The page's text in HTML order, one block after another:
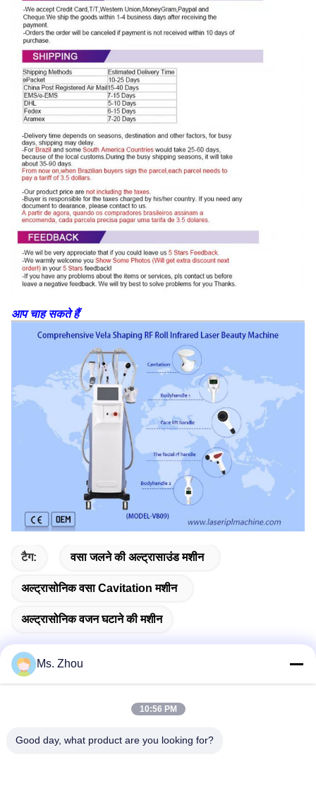
आप चाह सकते हैं
टैग: वसा जलने की अल्ट्रासाउंड मशीन
अल्ट्रासोनिक वसा Cavitation मशीन
अल्ट्रासोनिक वजन घटाने की मशीन
पता
Ms. Zhou
10:56 PM
Good day, what product are you looking for?